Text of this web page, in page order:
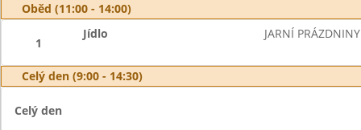
Oběd (11:00 - 14:00)
1
Jídlo JARNÍ PRÁZDNINY
Celý den (9:00 - 14:30)
Celý den